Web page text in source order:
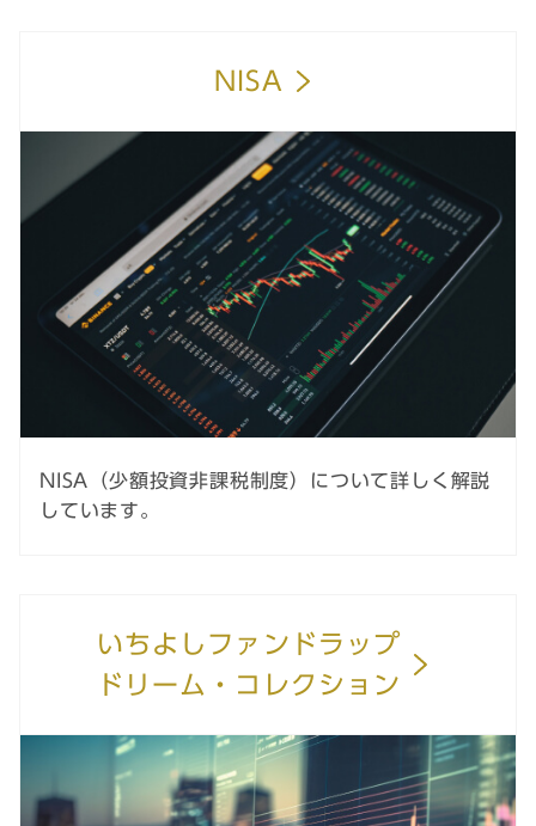
NISA
NISA（少額投資非課税制度）について詳しく解説
しています。
いちよしファンドラップ
ドリーム・コレクション